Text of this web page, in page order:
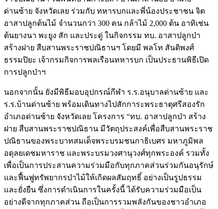
ด่านซ้าย จังหวัดเลย ร่วมกับ ทหารบกและพี่น้องประชาชน จิต
อาสาปลูกต้นไม้ จำนวนกว่า 300 คน กล้าไม้ 2,000 ต้น อาทิเช่น
ต้นยางนา พะยูง สัก และประดู่ ในกิจกรรม ทบ. อาสาปลูกป่า
สร้างฝาย สืบสานพระราชปณิธานฯ โดยมี พลโท สันติพงศ์
ธรรมปิยะ เจ้ากรมกิจการพลเรือนทหารบก เป็นประธานพิธีเปิด
การปลูกป่าฯ
นอกจากนั้น ยังมีพิธีมอบอุปกรณ์กีฬา ร.ร.อนุบาลด่านซ้าย และ
ร.ร.บ้านด่านซ้าย พร้อมเดินทางไปสักการะพระธาตุศรีสองรัก
อำเภอด่านซ้าย จังหวัดเลย โครงการ “ทบ. อาสาปลูกป่า สร้าง
ฝาย สืบสานพระราชปณิธาน มีวัตถุประสงค์เพื่อสืบสานพระราช
ปณิธานของพระบาทสมเด็จพระบรมชนกาธิเบศร มหาภูมิพล
อดุลยเดชมหาราช และพระบรมวงศานุวงศ์ทุกพระองค์ รวมทั้ง
เพื่อเป็นการประสานความร่วมมือกับทุกภาคส่วนร่วมกันอนุรักษ์
และฟื้นฟูทรัพยากรป่าไม้ให้เกิดผลสัมฤทธิ์ อย่างเป็นรูปธรรม
และยั่งยืน ซึ่งการดำเนินการในครั้งนี้ ได้รับความร่วมมือเป็น
อย่างดีจากทุกภาคส่วน ถือเป็นการรวมพลังกันของชาวอำเภอ